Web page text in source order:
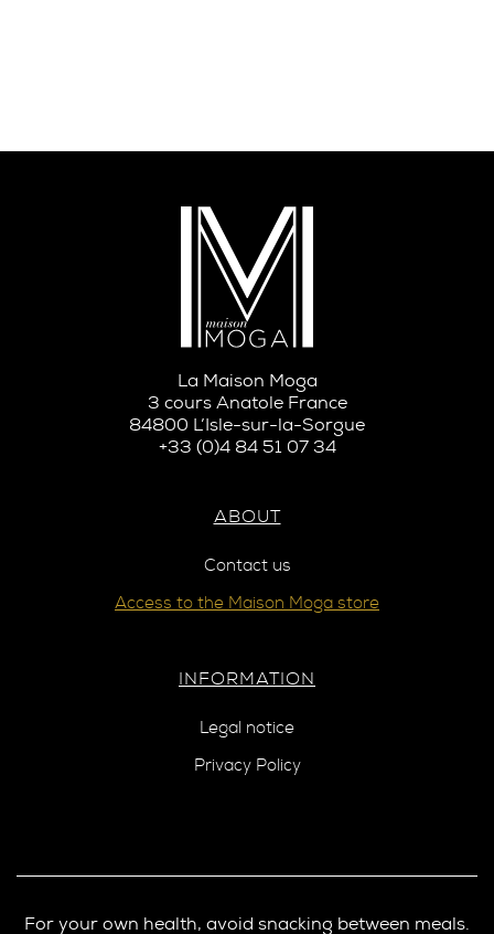
La Maison Moga
3 cours Anatole France
84800 L’Isle-sur-la-Sorgue
+33 (0)4 84 51 07 34
ABOUT
Contact us
Access to the Maison Moga store
INFORMATION
Legal notice
Privacy Policy
For your own health, avoid snacking between meals.